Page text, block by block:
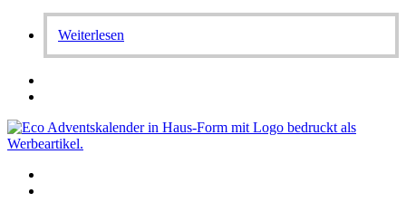
Weiterlesen